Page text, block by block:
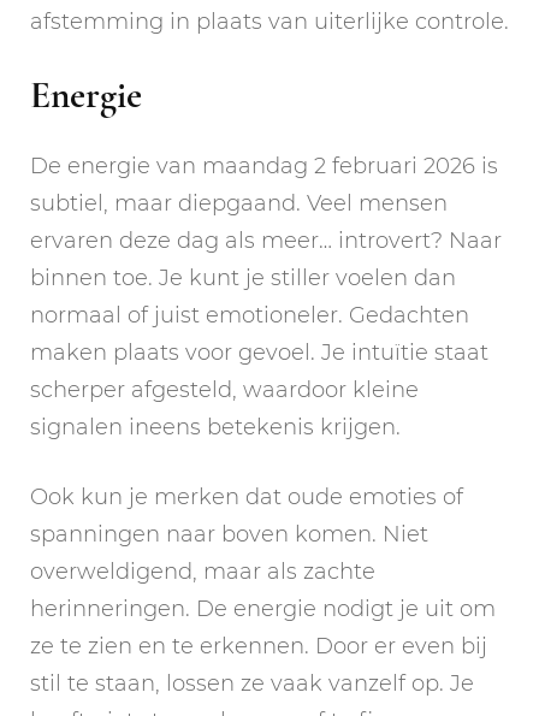
afstemming in plaats van uiterlijke controle.
Energie
De energie van maandag 2 februari 2026 is
subtiel, maar diepgaand. Veel mensen
ervaren deze dag als meer… introvert? Naar
binnen toe. Je kunt je stiller voelen dan
normaal of juist emotioneler. Gedachten
maken plaats voor gevoel. Je intuïtie staat
scherper afgesteld, waardoor kleine
signalen ineens betekenis krijgen.
Ook kun je merken dat oude emoties of
spanningen naar boven komen. Niet
overweldigend, maar als zachte
herinneringen. De energie nodigt je uit om
ze te zien en te erkennen. Door er even bij
stil te staan, lossen ze vaak vanzelf op. Je